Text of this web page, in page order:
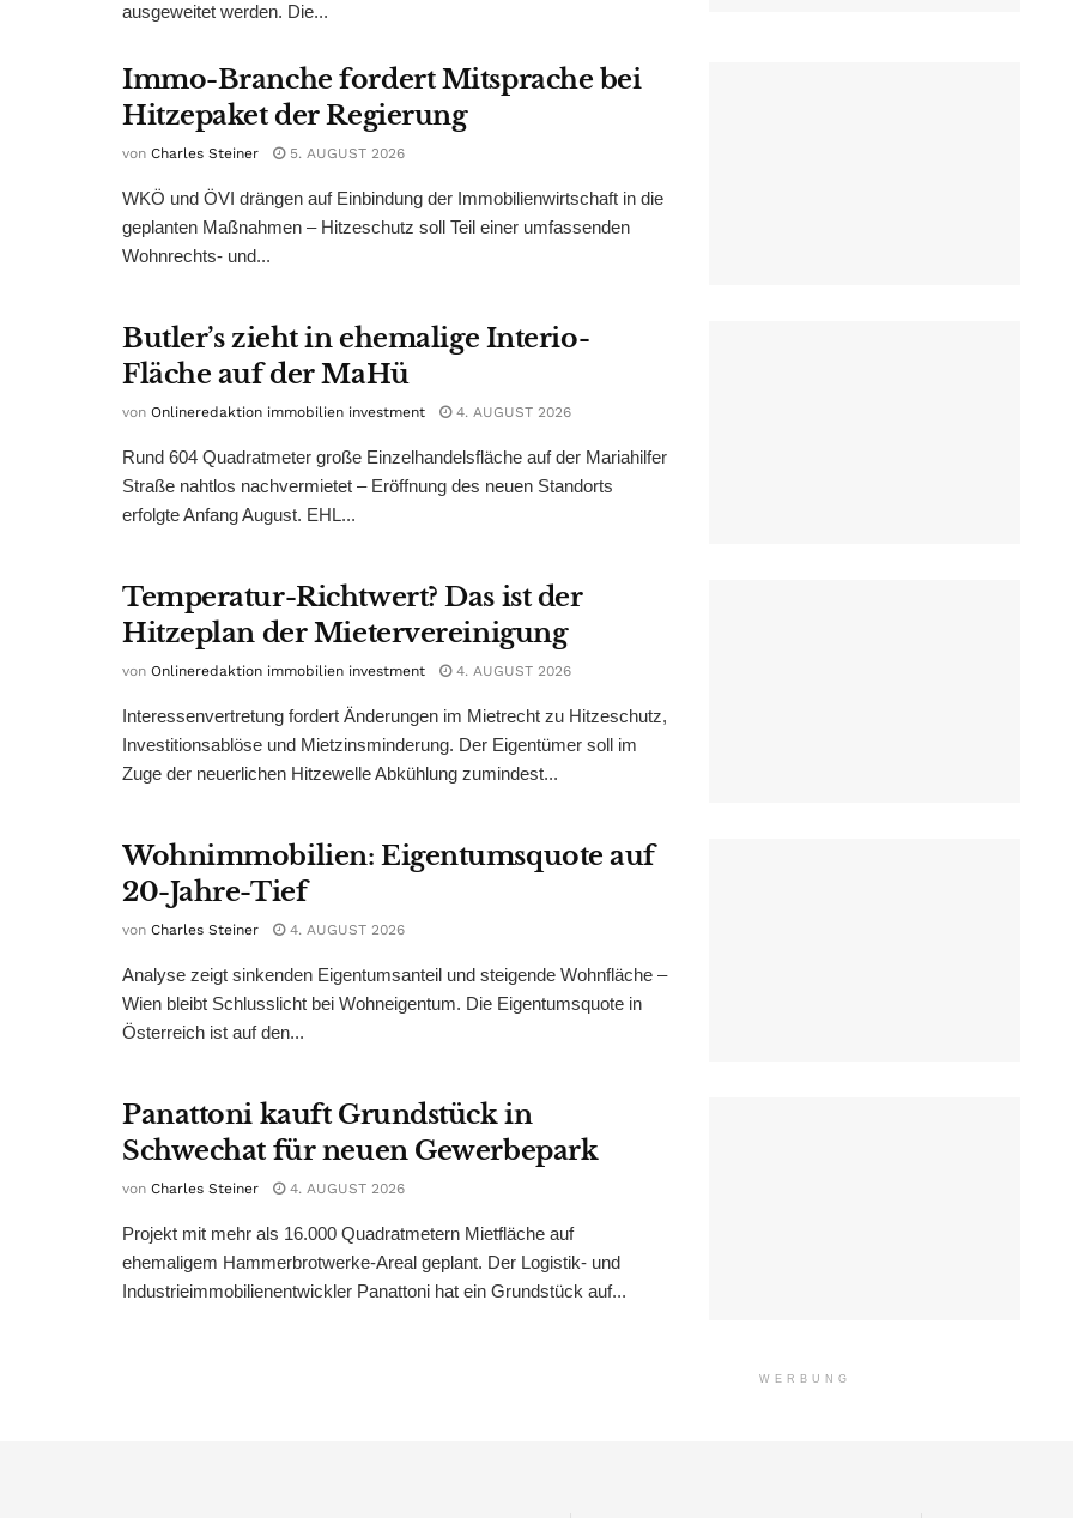
ausgeweitet werden. Die...
Immo-Branche fordert Mitsprache bei
Hitzepaket der Regierung
von Charles Steiner 5. AUGUST 2026
WKÖ und ÖVI drängen auf Einbindung der Immobilienwirtschaft in die
geplanten Maßnahmen – Hitzeschutz soll Teil einer umfassenden
Wohnrechts- und...
Butler’s zieht in ehemalige Interio-
Fläche auf der MaHü
von Onlineredaktion immobilien investment 4. AUGUST 2026
Rund 604 Quadratmeter große Einzelhandelsfläche auf der Mariahilfer
Straße nahtlos nachvermietet – Eröffnung des neuen Standorts
erfolgte Anfang August. EHL...
Temperatur-Richtwert? Das ist der
Hitzeplan der Mietervereinigung
von Onlineredaktion immobilien investment 4. AUGUST 2026
Interessenvertretung fordert Änderungen im Mietrecht zu Hitzeschutz,
Investitionsablöse und Mietzinsminderung. Der Eigentümer soll im
Zuge der neuerlichen Hitzewelle Abkühlung zumindest...
Wohnimmobilien: Eigentumsquote auf
20-Jahre-Tief
von Charles Steiner 4. AUGUST 2026
Analyse zeigt sinkenden Eigentumsanteil und steigende Wohnfläche –
Wien bleibt Schlusslicht bei Wohneigentum. Die Eigentumsquote in
Österreich ist auf den...
Panattoni kauft Grundstück in
Schwechat für neuen Gewerbepark
von Charles Steiner 4. AUGUST 2026
Projekt mit mehr als 16.000 Quadratmetern Mietfläche auf
ehemaligem Hammerbrotwerke-Areal geplant. Der Logistik- und
Industrieimmobilienentwickler Panattoni hat ein Grundstück auf...
WERBUNG